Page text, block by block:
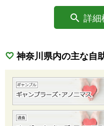
詳細
神奈川県内の主な自